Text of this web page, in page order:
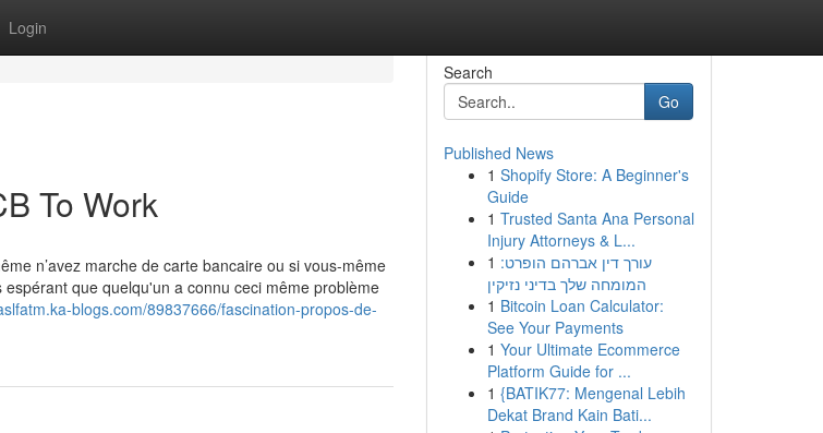
Login
To Work
n’avez marche de carte bancaire ou si vous-même
que quelqu'un a connu ceci même problème
blogs.com/89837666/fascination-propos-de-
Search
Go
Published News
1 Shopify Store: A Beginner's
Guide
1 Trusted Santa Ana Personal
Injury Attorneys & L...
1 עורך דין אברהם הופרט:
המומחה שלך בדיני נזיקין
1 Bitcoin Loan Calculator:
See Your Payments
1 Your Ultimate Ecommerce
Platform Guide for ...
1 {BATIK77: Mengenal Lebih
Dekat Brand Kain Bati...